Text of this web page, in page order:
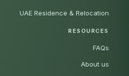
UAE Residence & Relocation
RESOURCES
FAQs
About us